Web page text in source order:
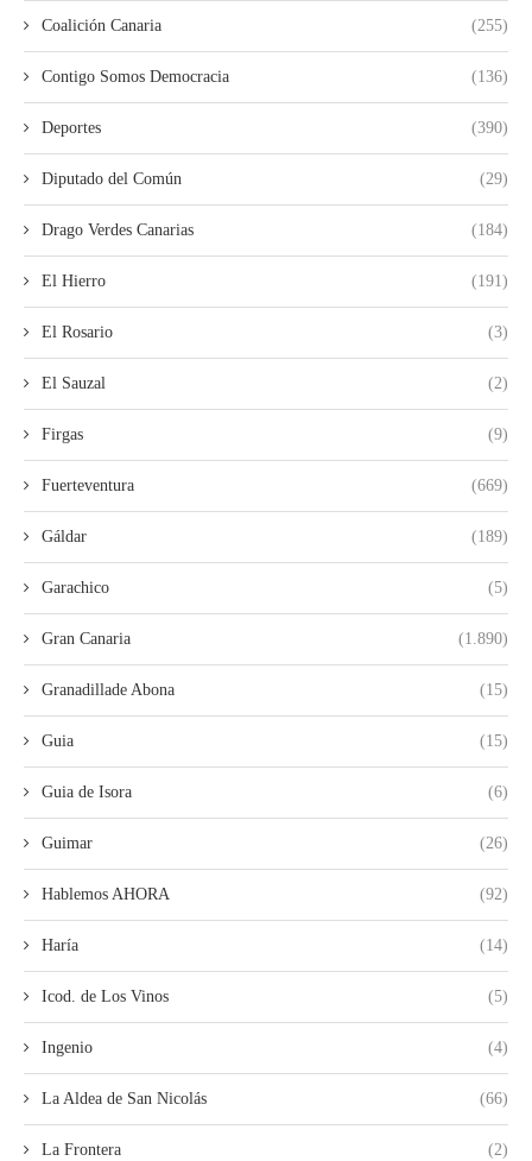
Coalición Canaria (255)
Contigo Somos Democracia (136)
Deportes (390)
Diputado del Común (29)
Drago Verdes Canarias (184)
El Hierro (191)
El Rosario (3)
El Sauzal (2)
Firgas (9)
Fuerteventura (669)
Gáldar (189)
Garachico (5)
Gran Canaria (1.890)
Granadillade Abona (15)
Guia (15)
Guia de Isora (6)
Guimar (26)
Hablemos AHORA (92)
Haría (14)
Icod. de Los Vinos (5)
Ingenio (4)
La Aldea de San Nicolás (66)
La Frontera (2)